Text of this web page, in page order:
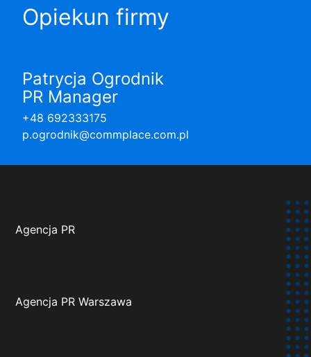
Opiekun firmy
Patrycja Ogrodnik
PR Manager
+48 692333175
p.ogrodnik@commplace.com.pl
Agencja PR
Agencja PR Warszawa